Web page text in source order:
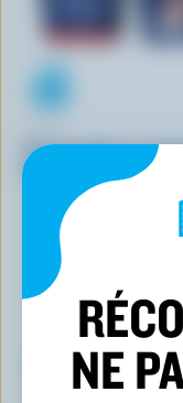
Yogourt gâteau au
la fraise
NE